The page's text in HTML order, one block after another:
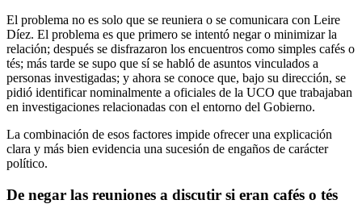
El problema no es solo que se reuniera o se comunicara con Leire
Díez. El problema es que primero se intentó negar o minimizar la
relación; después se disfrazaron los encuentros como simples cafés o
tés; más tarde se supo que sí se habló de asuntos vinculados a
personas investigadas; y ahora se conoce que, bajo su dirección, se
pidió identificar nominalmente a oficiales de la UCO que trabajaban
en investigaciones relacionadas con el entorno del Gobierno.
La combinación de esos factores impide ofrecer una explicación
clara y más bien evidencia una sucesión de engaños de carácter
político.
De negar las reuniones a discutir si eran cafés o tés